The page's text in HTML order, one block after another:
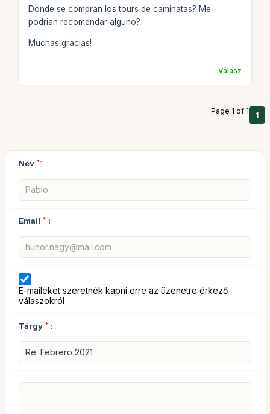
Donde se compran los tours de caminatas? Me
podrian recomendar alguno?
Muchas gracias!
Válasz
Page 1 of 1 1
Név *:
Email * :
E-maileket szeretnék kapni erre az üzenetre érkező
válaszokról
Tárgy * :